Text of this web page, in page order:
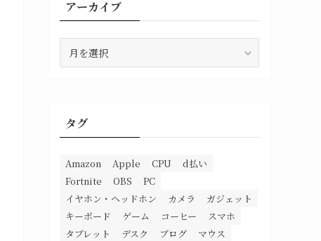
アーカイブ
タグ
Amazon Apple CPU
d払い
Fortnite
OBS
PC
イヤホン・ヘッドホン
カメラ
ガジェット
キーボード
ゲーム コーヒー
スマホ
タブレット
デスク ブログ
マウス